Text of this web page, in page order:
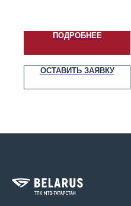
ПОДРОБНЕЕ
ОСТАВИТЬ ЗАЯВКУ